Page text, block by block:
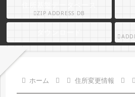
住所基盤データベース
ZIP ADDRESS DB
ホーム 住所変更情報